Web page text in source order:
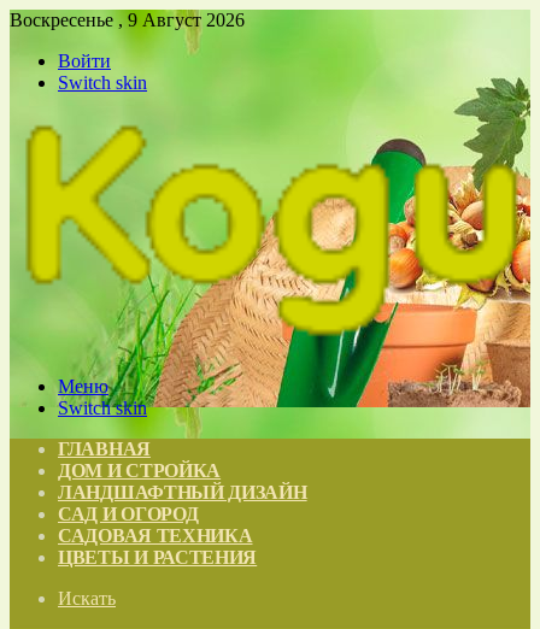
Воскресенье , 9 Август 2026
Войти
Switch skin
Меню
Switch skin
ГЛАВНАЯ
ДОМ И СТРОЙКА
ЛАНДШАФТНЫЙ ДИЗАЙН
САД И ОГОРОД
САДОВАЯ ТЕХНИКА
ЦВЕТЫ И РАСТЕНИЯ
Искать